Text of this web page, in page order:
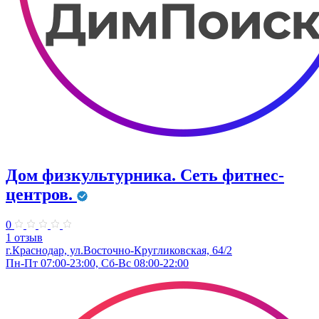
Дом физкультурника. Сеть фитнес-
центров.
0
1 отзыв
г.Краснодар, ул.Восточно-Кругликовская, 64/2
Пн-Пт 07:00-23:00, Сб-Вс 08:00-22:00